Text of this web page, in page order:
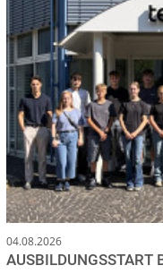
04.08.2026
AUSBILDUNGSSTART